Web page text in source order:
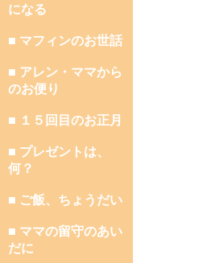
になる
■ マフィンのお世話
■ アレン・ママから
のお便り
■ １５回目のお正月
■ プレゼントは、
何？
■ ご飯、ちょうだい
■ ママの留守のあい
だに